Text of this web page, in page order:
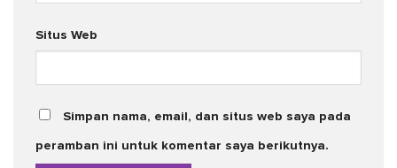
Situs Web
Simpan nama, email, dan situs web saya pada
peramban ini untuk komentar saya berikutnya.